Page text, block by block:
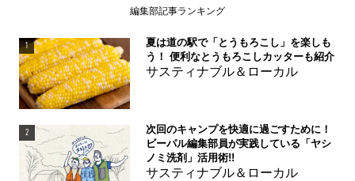
編集部記事ランキング
1
夏は道の駅で「とうもろこし」を楽しも
う！ 便利なとうもろこしカッターも紹介
サスティナブル＆ローカル
2
次回のキャンプを快適に過ごすために！
ビーパル編集部員が実践している「ヤシ
ノミ洗剤」活用術!!
サスティナブル＆ローカル